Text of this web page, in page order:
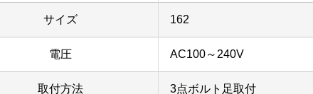
サイズ 162
電圧 AC100～240V
取付方法 3点ボルト足取付